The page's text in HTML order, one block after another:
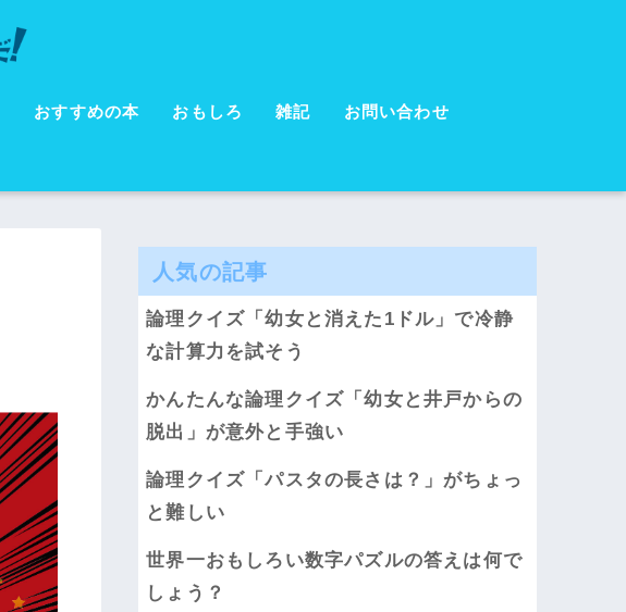
おすすめの本 おもしろ 雑記 お問い合わせ
人気の記事
論理クイズ「幼女と消えた1ドル」で冷静
な計算力を試そう
かんたんな論理クイズ「幼女と井戸からの
脱出」が意外と手強い
論理クイズ「パスタの長さは？」がちょっ
と難しい
世界一おもしろい数字パズルの答えは何で
しょう？